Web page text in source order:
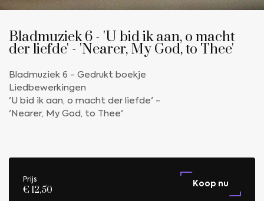
Bladmuziek 6 - 'U bid ik aan, o macht
der liefde' - 'Nearer, My God, to Thee'
Bladmuziek 6 - Gedrukt boekje
Liedbewerkingen
'U bid ik aan, o macht der liefde' -
'Nearer, My God, to Thee'
Prijs
€ 12,50
Koop nu